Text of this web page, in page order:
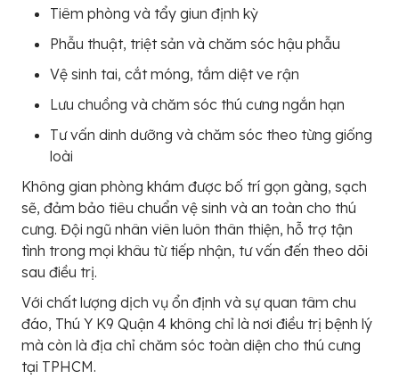
Tiêm phòng và tẩy giun định kỳ
Phẫu thuật, triệt sản và chăm sóc hậu phẫu
Vệ sinh tai, cắt móng, tắm diệt ve rận
Lưu chuồng và chăm sóc thú cưng ngắn hạn
Tư vấn dinh dưỡng và chăm sóc theo từng giống
loài
Không gian phòng khám được bố trí gọn gàng, sạch
sẽ, đảm bảo tiêu chuẩn vệ sinh và an toàn cho thú
cưng. Đội ngũ nhân viên luôn thân thiện, hỗ trợ tận
tình trong mọi khâu từ tiếp nhận, tư vấn đến theo dõi
sau điều trị.
Với chất lượng dịch vụ ổn định và sự quan tâm chu
đáo, Thú Y K9 Quận 4 không chỉ là nơi điều trị bệnh lý
mà còn là địa chỉ chăm sóc toàn diện cho thú cưng
tại TPHCM.